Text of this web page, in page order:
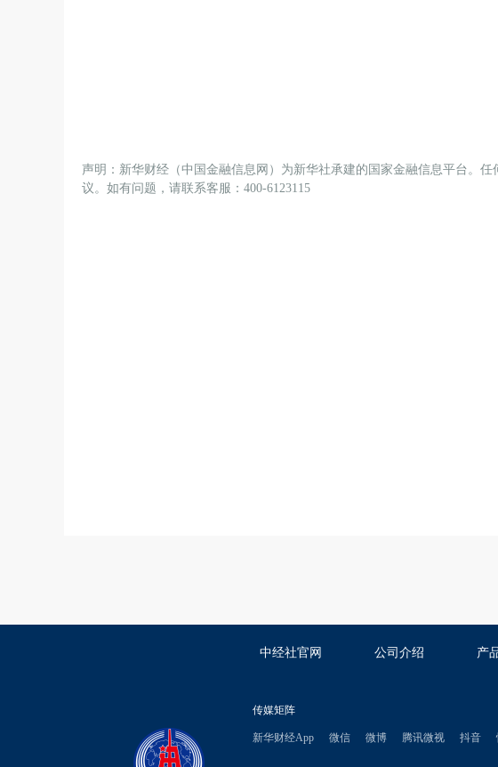
声明：新华财经（中国金融信息网）为新华社承建的国家金融信息平台。
议。如有问题，请联系客服：400-6123115
中经社官网 公司介绍 产
传媒矩阵
新华财经App 微信 微博 腾讯微视 抖音